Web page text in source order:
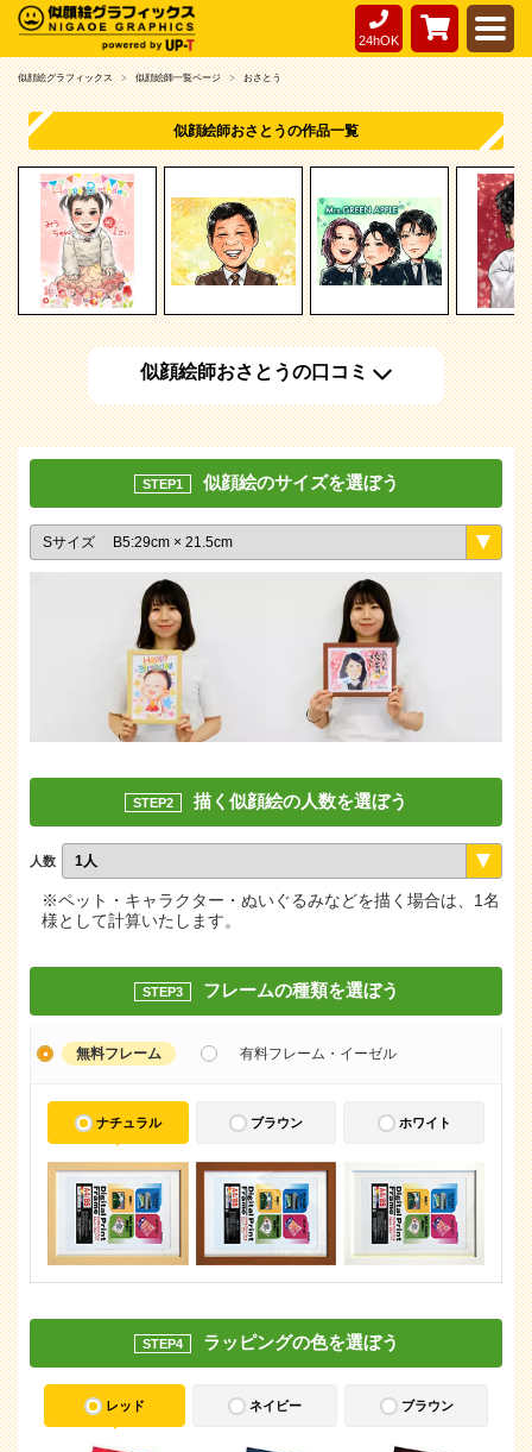
24hOK
似顔絵グラフィックス 似顔絵師一覧ページ おさとう
似顔絵師おさとうの作品一覧
似顔絵師おさとうの口コミ
STEP1 似顔絵のサイズを選ぼう
STEP2 描く似顔絵の人数を選ぼう
人数
※ペット・キャラクター・ぬいぐるみなどを描く場合は、1名
様として計算いたします。
STEP3 フレームの種類を選ぼう
無料フレーム 有料フレーム・イーゼル
ナチュラル ブラウン ホワイト
STEP4 ラッピングの色を選ぼう
レッド ネイビー ブラウン